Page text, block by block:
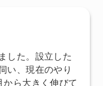
した。設立した
い、現在のやり
ら大きく伸びて